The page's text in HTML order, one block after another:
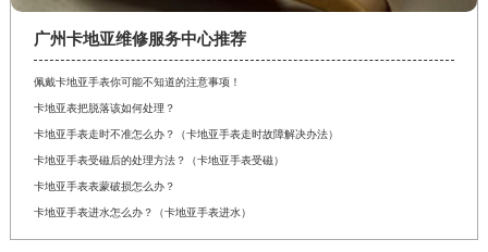
广州卡地亚维修服务中心推荐
佩戴卡地亚手表你可能不知道的注意事项！
卡地亚表把脱落该如何处理？
卡地亚手表走时不准怎么办？（卡地亚手表走时故障解决办法）
卡地亚手表受磁后的处理方法？（卡地亚手表受磁）
卡地亚手表表蒙破损怎么办？
卡地亚手表进水怎么办？（卡地亚手表进水）